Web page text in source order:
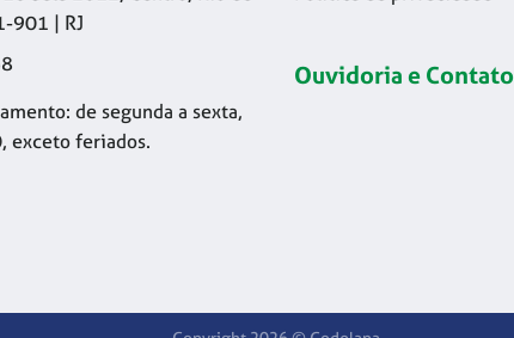
901 | RJ
de segunda a sexta,
exceto feriados.
Ouvidoria e Contato